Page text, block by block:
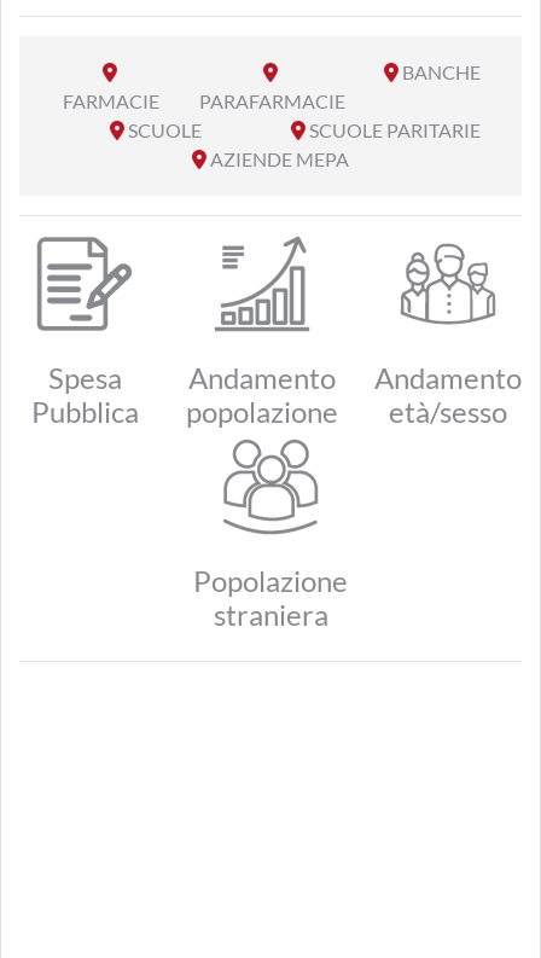
FARMACIE PARAFARMACIE
BANCHE
SCUOLE
SCUOLE PARITARIE
AZIENDE MEPA
Spesa
Pubblica
Andamento
popolazione
Andamento
età/sesso
Popolazione
straniera